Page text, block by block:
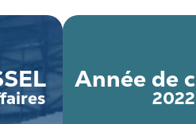
Année de
2022